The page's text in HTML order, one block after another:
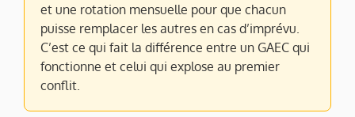
et une rotation mensuelle pour que chacun
puisse remplacer les autres en cas d’imprévu.
C’est ce qui fait la différence entre un GAEC qui
fonctionne et celui qui explose au premier
conflit.